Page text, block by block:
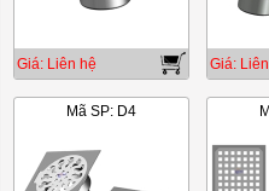
Giá: Liên hệ Giá:
Mã SP: D4